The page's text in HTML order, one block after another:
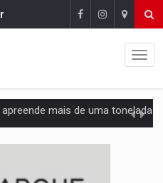
Confira os sorteados na promoção
Idoso é filmado furtando bicicleta na frente